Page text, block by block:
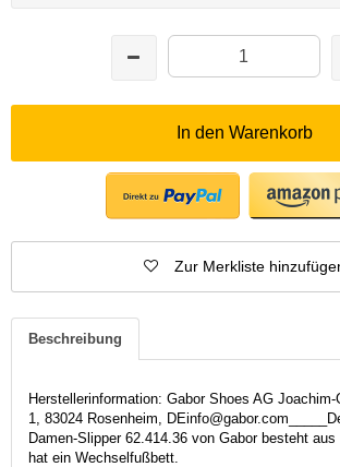
In den Warenkorb
Zur Merkliste
Beschreibung
Herstellerinformation: Gabor Shoes AG Joachim-
1, 83024 Rosenheim,
Damen-Slipper 62.414.36 von Gabor besteht aus
hat ein Wechselfußbett.